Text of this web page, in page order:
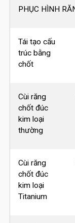
PHỤC HÌNH
Tái tạo cấu
trúc bằng
chốt
Cùi răng
chốt đúc
kim loại
thường
Cùi răng
chốt đúc
kim loại
Titanium